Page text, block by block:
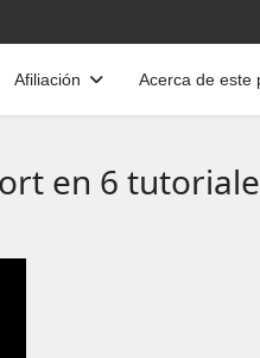
Afiliación Acerca de este
en 6